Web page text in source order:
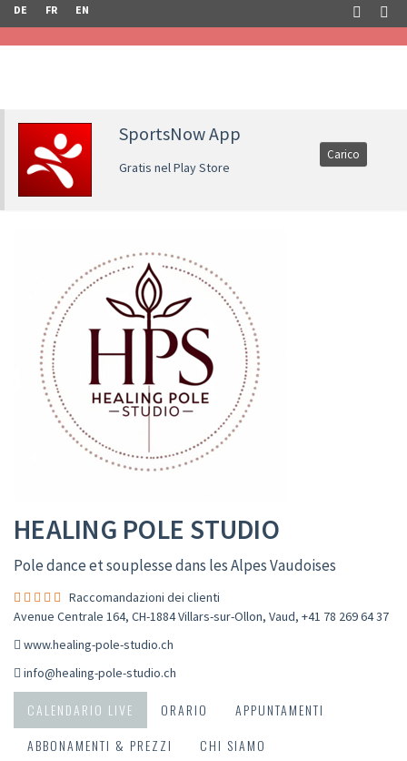
DE FR EN
SportsNow App
Gratis nel Play Store
Carico
HEALING POLE STUDIO
Pole dance et souplesse dans les Alpes Vaudoises
Raccomandazioni dei clienti
Avenue Centrale 164, CH-1884 Villars-sur-Ollon, Vaud, +41 78 269 64 37
www.healing-pole-studio.ch
info@healing-pole-studio.ch
CALENDARIO LIVE ORARIO
APPUNTAMENTI
ABBONAMENTI & PREZZI
CHI SIAMO